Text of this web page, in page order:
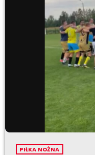
PIŁKA NOŻNA